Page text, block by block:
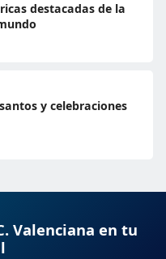
destacadas de la
y celebraciones
Valenciana en tu